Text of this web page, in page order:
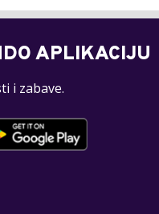
APLIKACIJU
i zabave.